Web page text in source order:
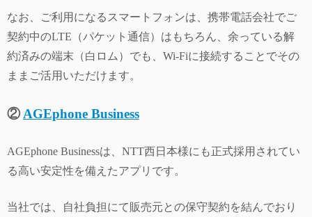
なお、ご利用になるスマートフォンは、携帯電話会社でご
契約中のLTE（パケット通信）はもちろん、余っている解
約済みの端末（白ロム）でも、Wi-Fiに接続することでその
ままご活用いただけます。
②AGEphone Business
AGEphone Businessは、NTT西日本様にも正式採用されてい
る高い安定性を備えたアプリです。
当社では、自社負担にて販売元との保守契約を結んでおり